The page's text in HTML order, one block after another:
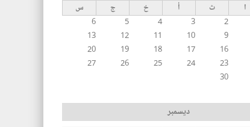
ا ث أ خ ج
س
2
3
4
5
6
9
10
11
12
13
16
17
18
19
20
23
24
25
26
27
30
ديسمبر